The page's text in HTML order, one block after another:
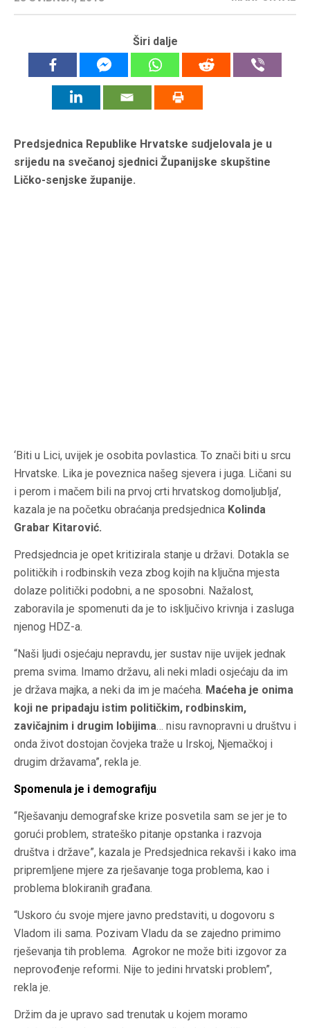
Širi dalje
Predsjednica Republike Hrvatske sudjelovala je u
srijedu na svečanoj sjednici Županijske skupštine
Ličko-senjske županije.
‘Biti u Lici, uvijek je osobita povlastica. To znači biti u srcu
Hrvatske. Lika je poveznica našeg sjevera i juga. Ličani su
i perom i mačem bili na prvoj crti hrvatskog domoljublja’,
kazala je na početku obraćanja predsjednica Kolinda
Grabar Kitarović.
Predsjedncia je opet kritizirala stanje u državi. Dotakla se
političkih i rodbinskih veza zbog kojih na ključna mjesta
dolaze politički podobni, a ne sposobni. Nažalost,
zaboravila je spomenuti da je to isključivo krivnja i zasluga
njenog HDZ-a.
“Naši ljudi osjećaju nepravdu, jer sustav nije uvijek jednak
prema svima. Imamo državu, ali neki mladi osjećaju da im
je država majka, a neki da im je maćeha. Maćeha je onima
koji ne pripadaju istim političkim, rodbinskim,
zavičajnim i drugim lobijima… nisu ravnopravni u društvu i
onda život dostojan čovjeka traže u Irskoj, Njemačkoj i
drugim državama”, rekla je.
Spomenula je i demografiju
“Rješavanju demografske krize posvetila sam se jer je to
gorući problem, strateško pitanje opstanka i razvoja
društva i države”, kazala je Predsjednica rekavši i kako ima
pripremljene mjere za rješavanje toga problema, kao i
problema blokiranih građana.
“Uskoro ću svoje mjere javno predstaviti, u dogovoru s
Vladom ili sama. Pozivam Vladu da se zajedno primimo
rješevanja tih problema. Agrokor ne može biti izgovor za
neprovođenje reformi. Nije to jedini hrvatski problem”,
rekla je.
Držim da je upravo sad trenutak u kojem moramo